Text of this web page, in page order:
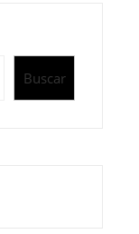
Buscar